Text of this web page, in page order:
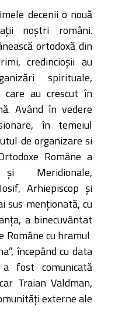
decenii o nouă
noștri români.
ortodoxă din
credincioșii au
spirituale,
care au crescut în
Având în vedere
în temeiul
de organizare si
Române a
Meridionale,
Arhiepiscop şi
menţionată, cu
a binecuvântat
Române cu hramul
începând cu data
fost comunicată
Traian Valdman,
externe ale